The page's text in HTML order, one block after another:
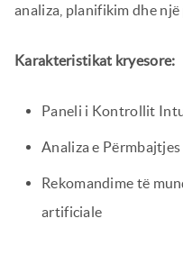
analiza, planifikim dhe
Karakteristikat kryesore:
Paneli i Kontrollit
Analiza e Përmbajtjes
Rekomandime të
artificiale